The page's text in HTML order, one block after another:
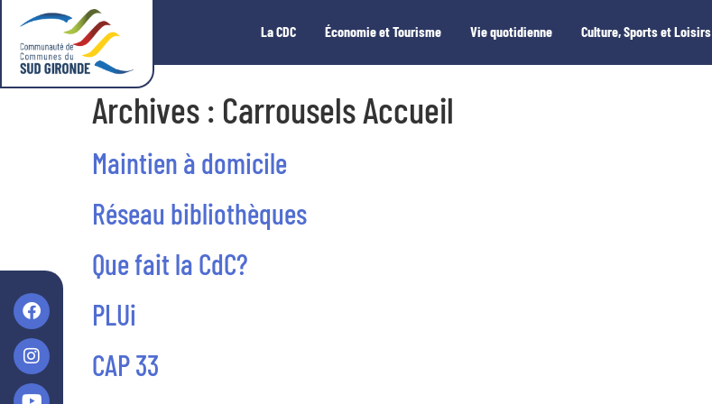
La CDC Économie et Tourisme Vie quotidienne Culture, Sports et Loisirs
Archives : Carrousels Accueil
Maintien à domicile
Réseau bibliothèques
Que fait la CdC?
PLUi
CAP 33